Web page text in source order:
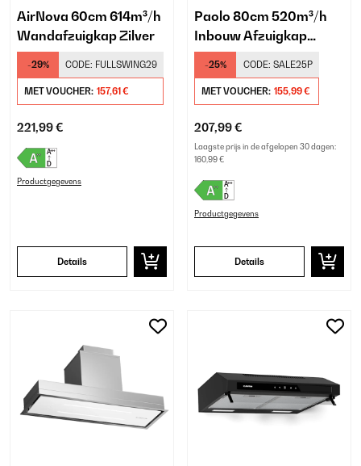
AirNova 60cm 614m³/h
Wandafzuigkap Zilver
-29% CODE: FULLSWING29
MET VOUCHER: 157,61 €
221,99 €
Productgegevens
Details
Paolo 80cm 520m³/h
Inbouw Afzuigkap
Zilver
-25% CODE: SALE25P
MET VOUCHER: 155,99 €
207,99 €
Laagste prijs in de afgelopen 30 dagen:
160,99 €
Productgegevens
Details